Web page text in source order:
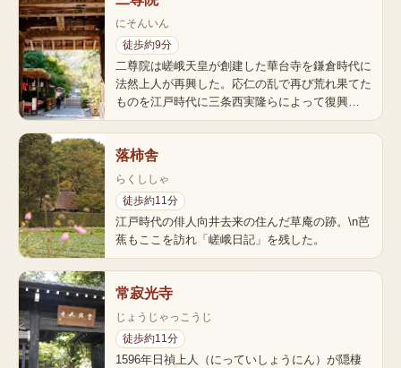
にそんいん
徒歩約9分
二尊院は嵯峨天皇が創建した華台寺を鎌倉時代に
法然上人が再興した。応仁の乱で再び荒れ果てた
ものを江戸時代に三条西実隆らによって復興…
落柿舎
らくししゃ
徒歩約11分
江戸時代の俳人向井去来の住んだ草庵の跡。\n芭
蕉もここを訪れ「嵯峨日記」を残した。
常寂光寺
じょうじゃっこうじ
徒歩約11分
1596年日禎上人（にっていしょうにん）が隠棲